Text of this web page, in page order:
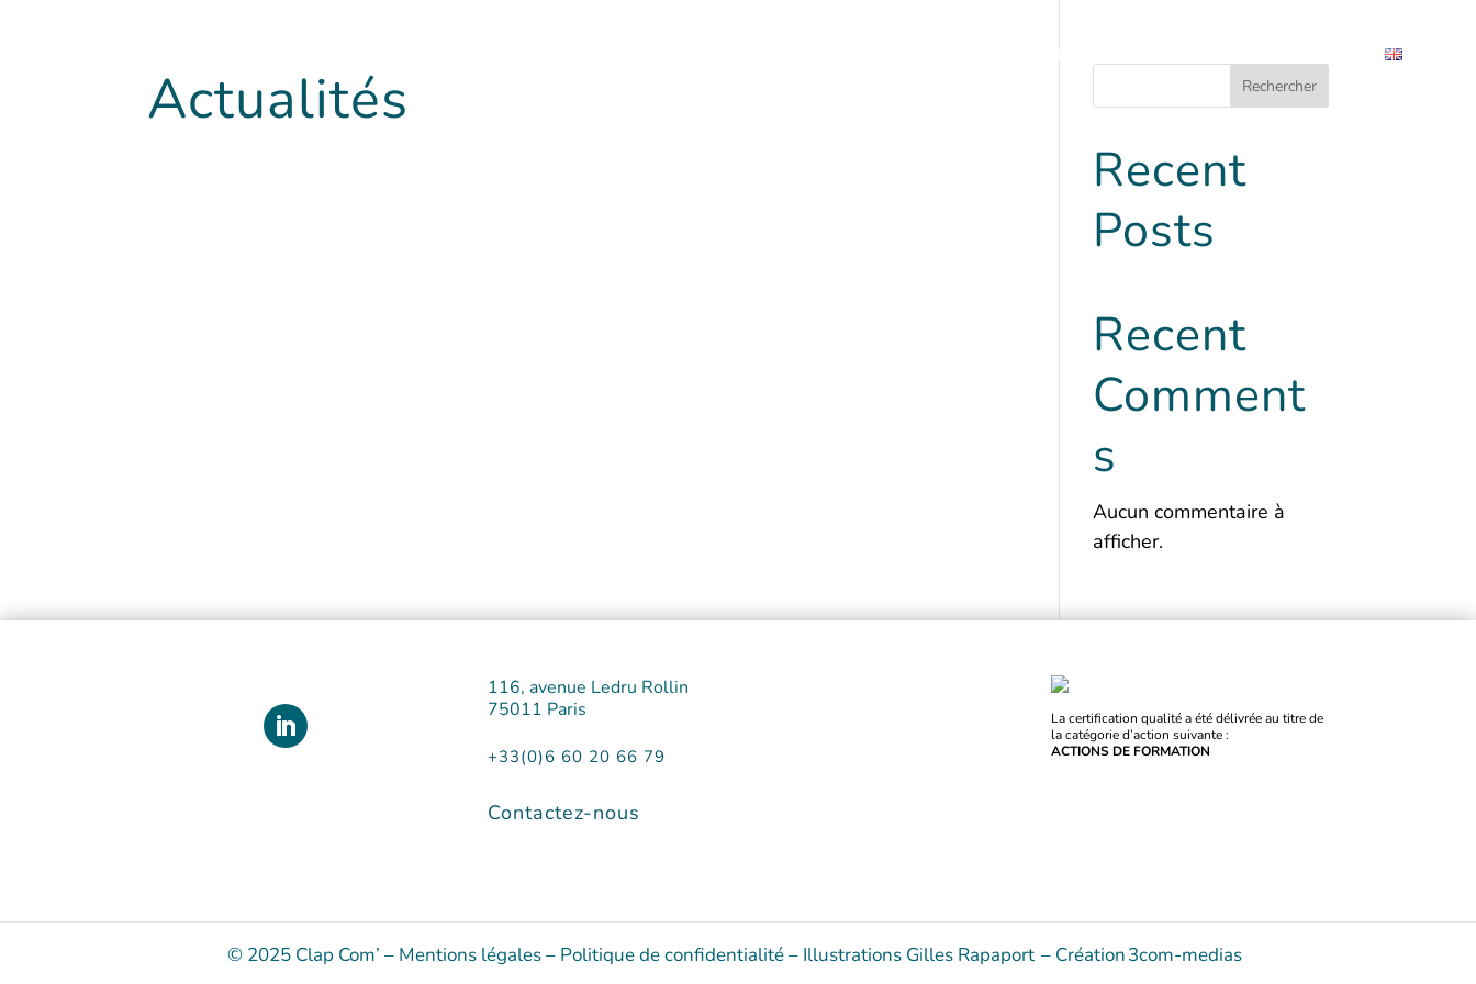
Team building
Actualités Rechercher
Recent
Posts
Recent
Comment
s
Aucun commentaire à
afficher.
116, avenue Ledru Rollin
75011 Paris
+33(0)6 60 20 66 79
Contactez-nous
La certification qualité a été délivrée au titre de
la catégorie d’action suivante :
ACTIONS DE FORMATION
© 2025 Clap Com’ – Mentions légales– Politique de confidentialité– Illustrations Gilles Rapaport – Création3com-medias